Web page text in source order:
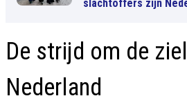
slachtoffers zijn
De strijd om de
Nederland